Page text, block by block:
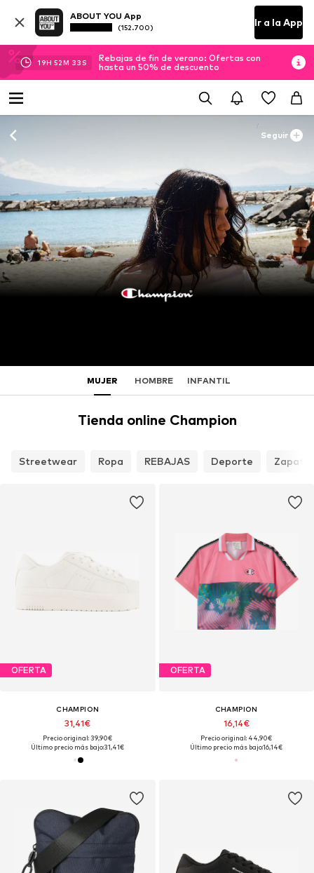
ABOUT YOU App
(152.700) Ir a la App
19H 52M 31 S
Rebajas de fin de verano: Ofertas con
hasta un 50% de descuento
Seguir
MUJER HOMBRE INFANTIL
Tienda online Champion
Streetwear Ropa REBAJAS Deporte
OFERTA
CHAMPION
31,41€
Precio original: 39,90€
Último precio más bajo:31,41€
OFERTA
CHAMPION
16,14€
Precio original: 44,90€
Último precio más bajo:16,14€